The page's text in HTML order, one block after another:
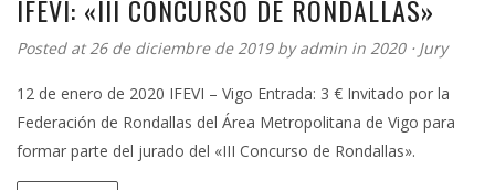
IFEVI: «III CONCURSO DE RONDALLAS»
Posted at 26 de diciembre de 2019 byadmin in 2020⋅ Jury
12 de enero de 2020 IFEVI – Vigo Entrada: 3 € Invitado por la
Federación de Rondallas del Área Metropolitana de Vigo para
formar parte del jurado del «III Concurso de Rondallas».